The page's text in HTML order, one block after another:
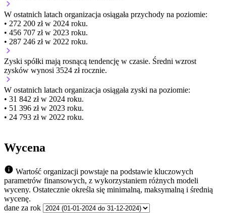
W ostatnich latach organizacja osiągała przychody na poziomie:
• 272 200 zł w 2024 roku.
• 456 707 zł w 2023 roku.
• 287 246 zł w 2022 roku.
Zyski spółki mają rosnącą tendencję w czasie. Średni wzrost
zysków wynosi 3524 zł rocznie.
W ostatnich latach organizacja osiągała zyski na poziomie:
• 31 842 zł w 2024 roku.
• 51 396 zł w 2023 roku.
• 24 793 zł w 2022 roku.
Wycena
Wartość organizacji powstaje na podstawie kluczowych
parametrów finansowych, z wykorzystaniem różnych modeli
wyceny. Ostatecznie określa się minimalną, maksymalną i średnią
wycenę.
dane za rok